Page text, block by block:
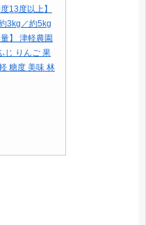
13度以上】
3kg／約5kg
】 津軽農園
じ りんご 果
糖度 美味 林